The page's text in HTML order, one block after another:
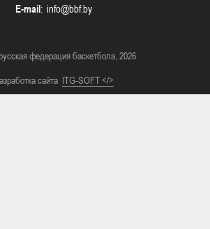
E-mail:
федерация баскетбола, 2026
сайта ITG-SOFT </>